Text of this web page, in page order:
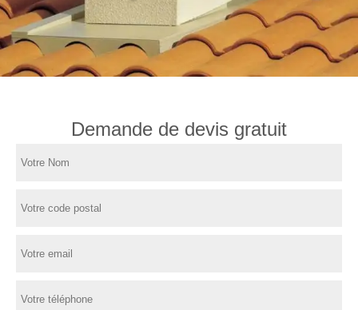
Demande de devis gratuit